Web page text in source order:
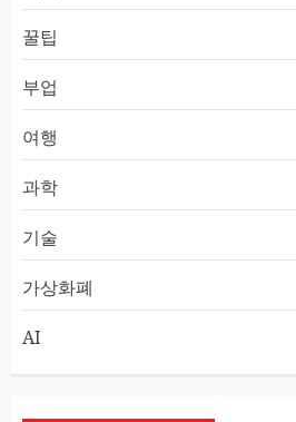
꿀팁
부업
여행
과학
기술
가상화폐
AI